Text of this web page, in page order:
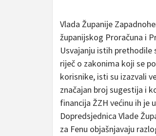
Vlada Županije
županijskog Proračuna i
Usvajanju istih prethodile
riječ o zakonima koji se
korisnike, isti su izazvali
značajan broj sugestija i
financija ŽZH većinu ih je
Dopredsjednica Vlade
za Fenu objašnjavaju